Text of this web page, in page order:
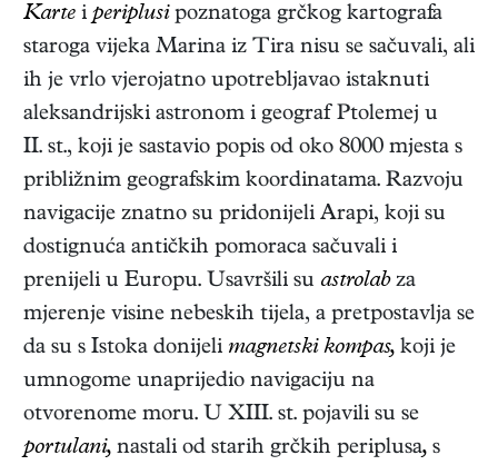
Karte iperiplusipoznatoga grčkog kartografa
staroga vijeka Marina iz Tira nisu se sačuvali, ali
ih je vrlo vjerojatno upotrebljavao istaknuti
aleksandrijski astronom i geograf Ptolemej u
II. st., koji je sastavio popis od oko 8000 mjesta s
približnim geografskim koordinatama. Razvoju
navigacije znatno su pridonijeli Arapi, koji su
dostignuća antičkih pomoraca sačuvali i
prenijeli u Europu. Usavršili su astrolabza
mjerenje visine nebeskih tijela, a pretpostavlja se
da su s Istoka donijeli magnetski kompas, koji je
umnogome unaprijedio navigaciju na
otvorenome moru. U XIII. st. pojavili su se
portulani, nastali od starih grčkih periplusa, s